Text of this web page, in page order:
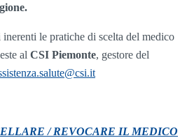
le pratiche di scelta del medico
al CSI Piemonte, gestore del
/ REVOCARE IL MEDICO